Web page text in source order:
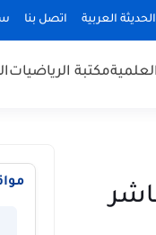
العربية اتصل بنا
مكتبة الرياضيات